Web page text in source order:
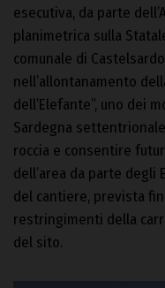
esecutiva, da parte
planimetrica sulla
comunale di
nell’allontanamento
dell’Elefante”, uno dei
Sardegna
roccia e consentire
dell’area da parte degli
del cantiere, prevista
restringimenti della
del sito.